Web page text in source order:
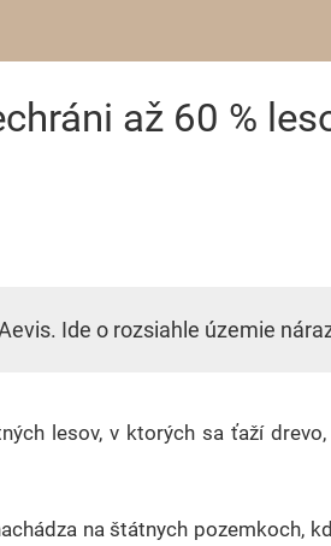
až 60 %
Ide o rozsiahle územie
lesov, v ktorých sa ťaží
na štátnych